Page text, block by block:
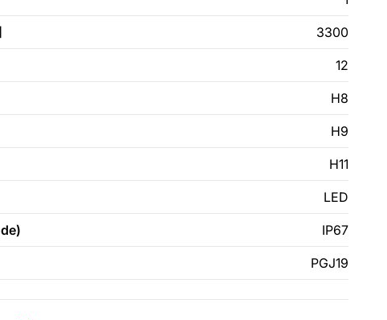
3300
12
H8
H9
H11
LED
IP67
PGJ19